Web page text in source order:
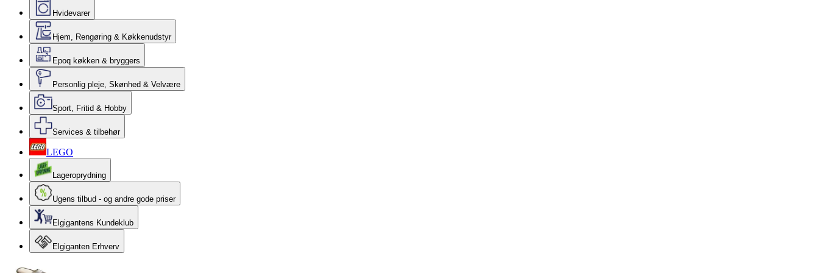
Hvidevarer
Hjem, Rengøring & Køkkenudstyr
Epoq køkken & bryggers
Personlig pleje, Skønhed & Velvære
Sport, Fritid & Hobby
Services & tilbehør
LEGO
Lageroprydning
Ugens tilbud - og andre gode priser
Elgigantens Kundeklub
Elgiganten Erhverv